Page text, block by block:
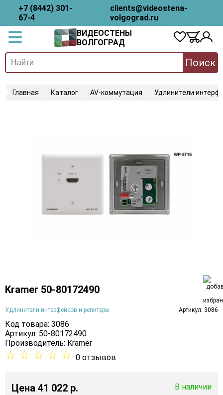
+7 (8442) 301-
67-4
clients@videostena-
volgograd.ru
ВИДЕОСТЕНЫ
ВОЛГОГРАД
Поиск
Главная Каталог AV-коммутация Удлинители
Kramer 50-80172490
Удлинители интерфейсов и репитеры Артикул: 3086
Код товара: 3086
Артикул: 50-80172490
Производитель: Kramer
☆ ☆ ☆ ☆ ☆ 0 отзывов
Цена 41 022 p. В наличии